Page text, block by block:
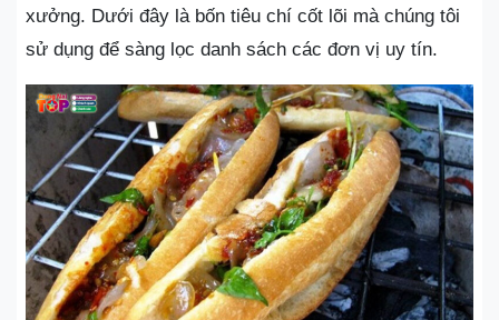
xưởng. Dưới đây là bốn tiêu chí cốt lõi mà chúng tôi
sử dụng để sàng lọc danh sách các đơn vị uy tín.